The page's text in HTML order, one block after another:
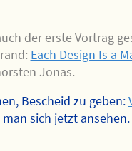
der erste Vortrag
Each Design Is a
Jonas.
Bescheid zu geben:
man sich jetzt